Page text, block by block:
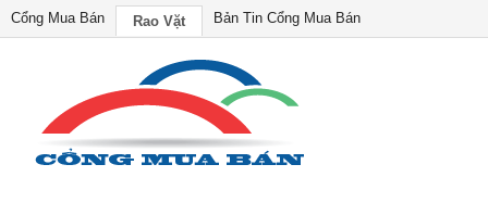
Cổng Mua Bán Rao Vặt Bản Tin Cổng Mua Bán